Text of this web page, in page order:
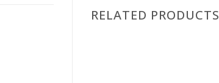
RELATED PRODUCTS